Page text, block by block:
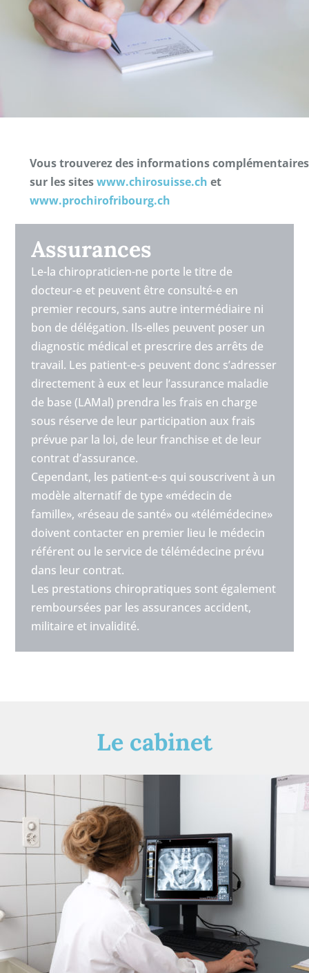
Assurances
Le-la chiropraticien-ne porte le titre de
docteur-e et peuvent être consulté-e en
premier recours, sans autre intermédiaire ni
bon de délégation. Ils-elles peuvent poser un
diagnostic médical et prescrire des arrêts de
travail. Les patient-e-s peuvent donc s’adresser
directement à eux et leur l’assurance maladie
de base (LAMal) prendra les frais en charge
sous réserve de leur participation aux frais
prévue par la loi, de leur franchise et de leur
contrat d’assurance.
Cependant, les patient-e-s qui souscrivent à un
modèle alternatif de type «médecin de
famille», «réseau de santé» ou «télémédecine»
doivent contacter en premier lieu le médecin
référent ou le service de télémédecine prévu
dans leur contrat.
Les prestations chiropratiques sont également
remboursées par les assurances accident,
militaire et invalidité.
Vous trouverez des informations complémentaires
sur les siteswww.chirosuisse.ch et
www.prochirofribourg.ch
Le cabinet